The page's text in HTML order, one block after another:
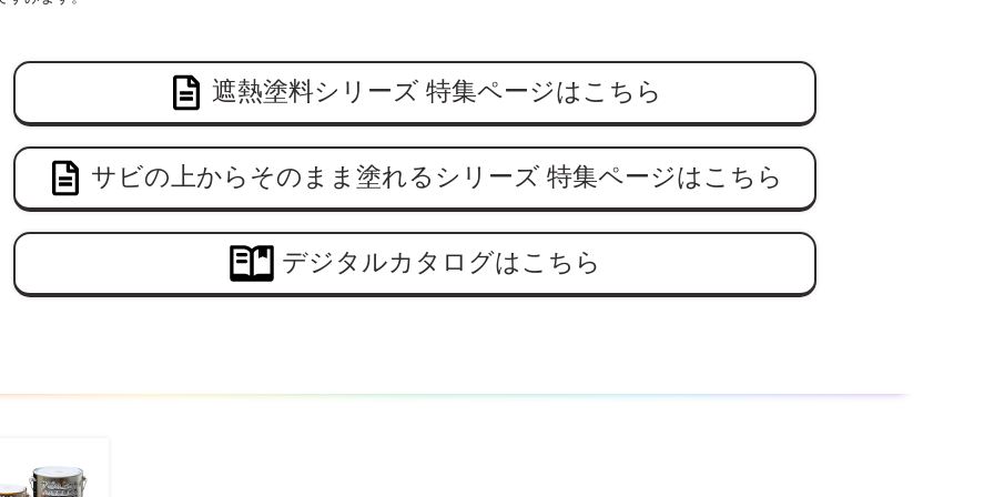
遮熱塗料シリーズ 特集ページはこちら
サビの上からそのまま塗れるシリーズ 特集ページはこちら
デジタルカタログはこちら